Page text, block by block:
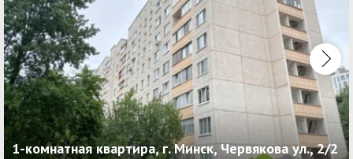
1-комнатная квартира, г. Минск, Червякова ул., 2/2